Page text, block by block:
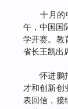
十月的中
午，中国国
学开赛。教
省长王凯出
怀进鹏指
才和创新创
表回信，接